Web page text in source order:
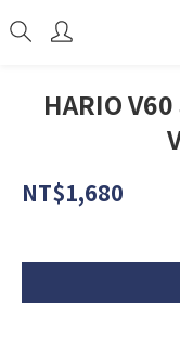
HARIO
NT$1,680